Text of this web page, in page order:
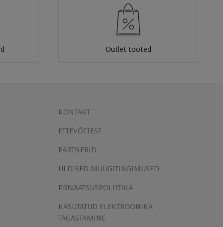
Outlet tooted
KONTAKT
ETTEVÕTTEST
PARTNERID
ÜLDISED MÜÜGITINGIMUSED
PRIVAATSUSPOLIITIKA
KASUTATUD ELEKTROONIKA
TAGASTAMINE